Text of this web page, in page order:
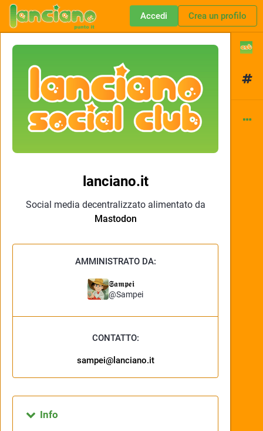
Accedi Crea un profilo
lanciano.it
Social media decentralizzato alimentato da
Mastodon
AMMINISTRATO DA:
𝕾𝖆𝖒𝖕𝖊𝖎
@Sampei
CONTATTO:
sampei@lanciano.it
Info